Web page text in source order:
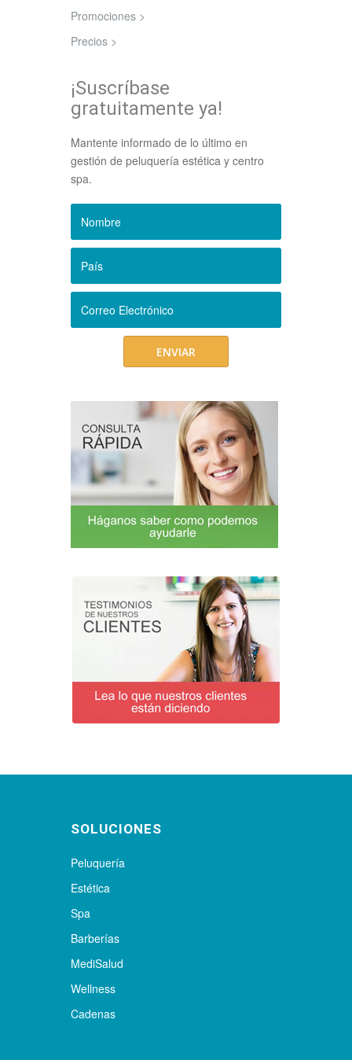
Promociones >
Precios >
¡Suscríbase
gratuitamente ya!
Mantente informado de lo último en
gestión de peluquería estética y centro
spa.
SOLUCIONES
Peluquería
Estética
Spa
Barberías
MediSalud
Wellness
Cadenas